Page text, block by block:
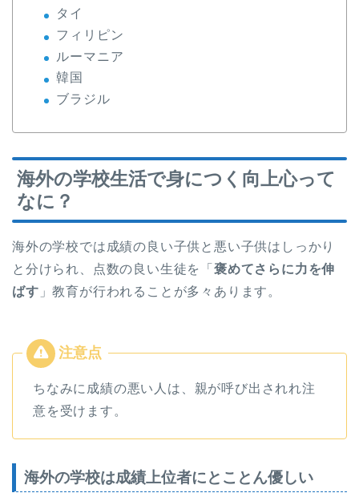
タイ
フィリピン
ルーマニア
韓国
ブラジル
海外の学校生活で身につく向上心って
なに？
海外の学校では成績の良い子供と悪い子供はしっかり
と分けられ、点数の良い生徒を「 褒めてさらに力を伸
ばす 」教育が行われることが多々あります。
ちなみに成績の悪い人は、親が呼び出されれ注
意を受けます。
海外の学校は成績上位者にとことん優しい